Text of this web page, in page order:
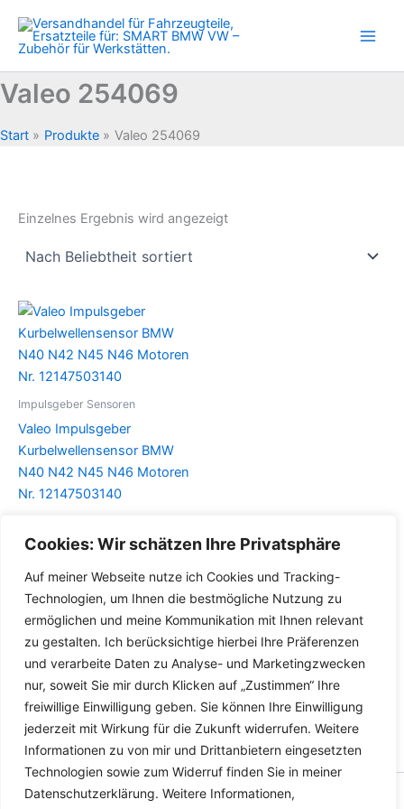
Cookies: Wir schätzen Ihre Privatsphäre
Auf meiner Webseite nutze ich Cookies und Tracking-
Technologien, um Ihnen die bestmögliche Nutzung zu
ermöglichen und meine Kommunikation mit Ihnen relevant
zu gestalten. Ich berücksichtige hierbei Ihre Präferenzen
und verarbeite Daten zu Analyse- und Marketingzwecken
nur, soweit Sie mir durch Klicken auf „Zustimmen“ Ihre
freiwillige Einwilligung geben. Sie können Ihre Einwilligung
jederzeit mit Wirkung für die Zukunft widerrufen. Weitere
Informationen zu von mir und Drittanbietern eingesetzten
Technologien sowie zum Widerruf finden Sie in meiner
Datenschutzerklärung. Weitere Informationen,
Inhalt
springen
Valeo 254069
Start Produkte Valeo 254069
Einzelnes Ergebnis wird angezeigt
Impulsgeber Sensoren
Valeo Impulsgeber
Kurbelwellensensor BMW
N40 N42 N45 N46 Motoren
Nr. 12147503140
Details
Copyright © 2026 Versandhandel für Fahrzeugteile, Ersatzteile